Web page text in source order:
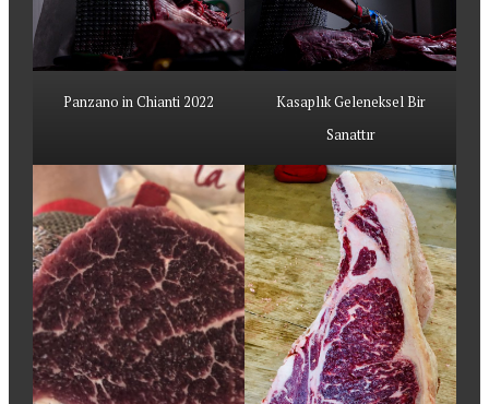
Panzano in Chianti 2022
Kasaplık Geleneksel Bir
Sanattır